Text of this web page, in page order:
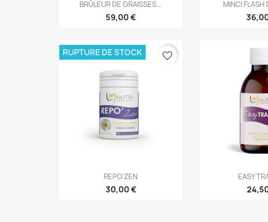

BRÛLEUR DE GRAISSES...
59,00 €

MINCI FLASH
Aperçu rapide
REPO'ZEN
30,00 €
RUPTURE DE STOCK favorite_border
Aperçu
EASY